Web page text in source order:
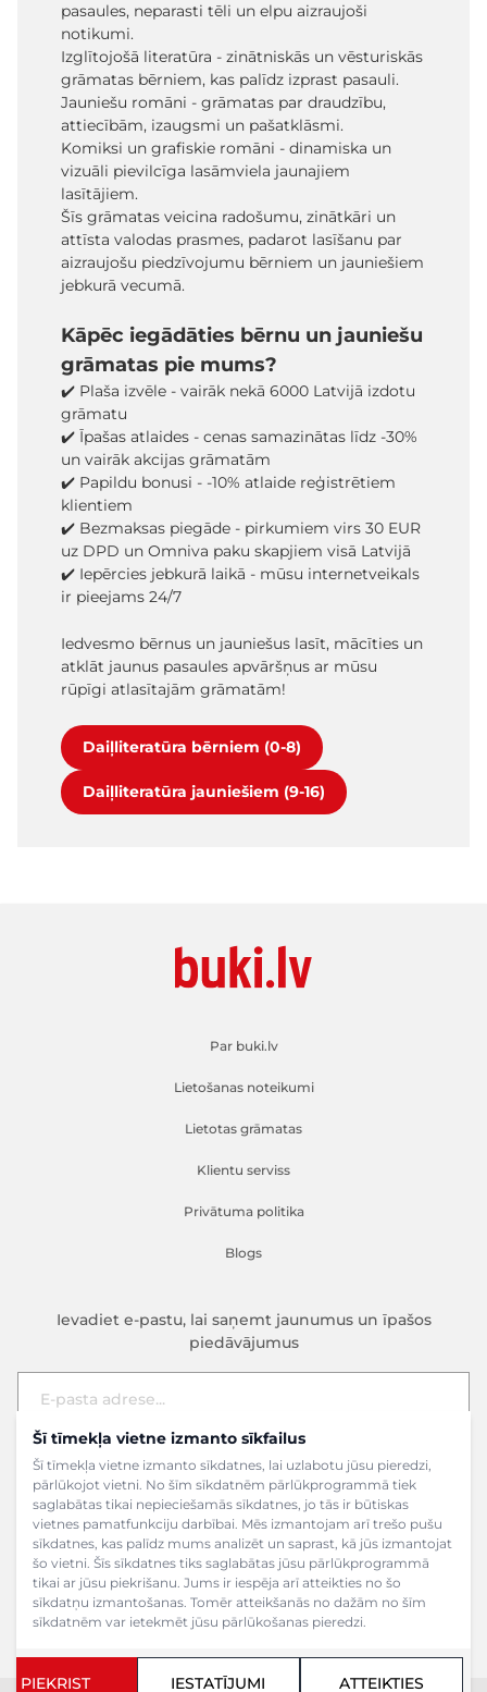
Šī tīmekļa vietne izmanto sīkfailus
Šī tīmekļa vietne izmanto sīkdatnes, lai uzlabotu jūsu pieredzi,
pārlūkojot vietni. No šīm sīkdatnēm pārlūkprogrammā tiek
saglabātas tikai nepieciešamās sīkdatnes, jo tās ir būtiskas
vietnes pamatfunkciju darbībai. Mēs izmantojam arī trešo pušu
sīkdatnes, kas palīdz mums analizēt un saprast, kā jūs izmantojat
šo vietni. Šīs sīkdatnes tiks saglabātas jūsu pārlūkprogrammā
tikai ar jūsu piekrišanu. Jums ir iespēja arī atteikties no šo
sīkdatņu izmantošanas. Tomēr atteikšanās no dažām no šīm
sīkdatnēm var ietekmēt jūsu pārlūkošanas pieredzi.
PIEKRIST IESTATĪJUMI ATTEIKTIES
pasaules, neparasti tēli un elpu aizraujoši
notikumi.
Izglītojošā literatūra - zinātniskās un vēsturiskās
grāmatas bērniem, kas palīdz izprast pasauli.
Jauniešu romāni - grāmatas par draudzību,
attiecībām, izaugsmi un pašatklāsmi.
Komiksi un grafiskie romāni - dinamiska un
vizuāli pievilcīga lasāmviela jaunajiem
lasītājiem.
Šīs grāmatas veicina radošumu, zinātkāri un
attīsta valodas prasmes, padarot lasīšanu par
aizraujošu piedzīvojumu bērniem un jauniešiem
jebkurā vecumā.
Kāpēc iegādāties bērnu un jauniešu
grāmatas pie mums?
✔️ Plaša izvēle - vairāk nekā 6000 Latvijā izdotu
grāmatu
✔️ Īpašas atlaides - cenas samazinātas līdz -30%
un vairāk akcijas grāmatām
✔️ Papildu bonusi - -10% atlaide reģistrētiem
klientiem
✔️ Bezmaksas piegāde - pirkumiem virs 30 EUR
uz DPD un Omniva paku skapjiem visā Latvijā
✔️ Iepērcies jebkurā laikā - mūsu internetveikals
ir pieejams 24/7
Iedvesmo bērnus un jauniešus lasīt, mācīties un
atklāt jaunus pasaules apvāršņus ar mūsu
rūpīgi atlasītajām grāmatām!
Daiļliteratūra bērniem (0-8)
Daiļliteratūra jauniešiem (9-16)
Par buki.lv
Lietošanas noteikumi
Lietotas grāmatas
Klientu serviss
Privātuma politika
Blogs
Ievadiet e-pastu, lai saņemt jaunumus un īpašos
piedāvājumus
E-pasta adrese
Pieteikties